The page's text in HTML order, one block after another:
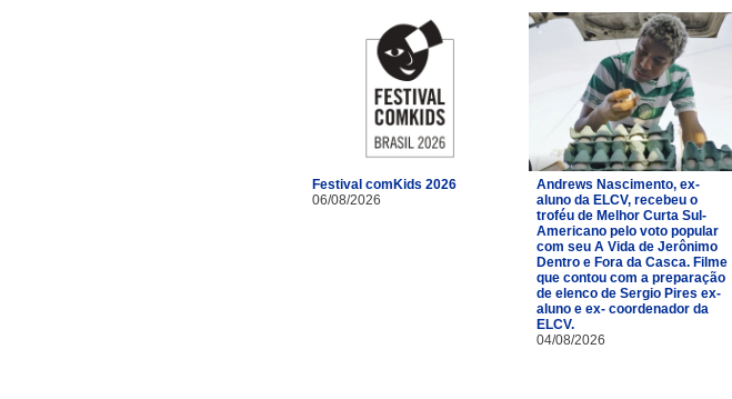
Festival comKids 2026
06/08/2026
Andrews Nascimento, ex-
aluno da ELCV, recebeu o
troféu de Melhor Curta Sul-
Americano pelo voto popular
com seu A Vida de Jerônimo
Dentro e Fora da Casca. Filme
que contou com a preparação
de elenco de Sergio Pires ex-
aluno e ex- coordenador da
ELCV.
04/08/2026